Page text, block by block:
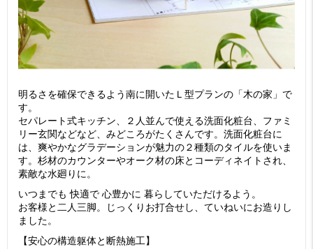
明るさを確保できるよう南に開いたＬ型プランの「木の家」で
す。
セパレート式キッチン、２人並んで使える洗面化粧台、ファミ
リー玄関などなど、みどころがたくさんです。洗面化粧台に
は、爽やかなグラデーションが魅力の２種類のタイルを使いま
す。杉材のカウンターやオーク材の床とコーディネイトされ、
素敵な水廻りに。
いつまでも 快適で 心豊かに 暮らしていただけるよう。
お客様と二人三脚。じっくりお打合せし、ていねいにお造りし
ました。
【安心の構造躯体と断熱施工】